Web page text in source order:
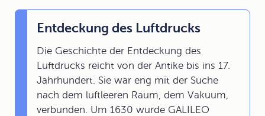
Entdeckung des Luftdrucks
Die Geschichte der Entdeckung des
Luftdrucks reicht von der Antike bis ins 17.
Jahrhundert. Sie war eng mit der Suche
nach dem luftleeren Raum, dem Vakuum,
verbunden. Um 1630 wurde GALILEO